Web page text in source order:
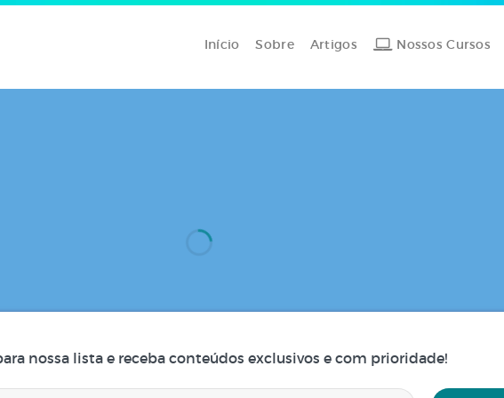
Início Sobre Artigos Nossos Cursos
nossa lista e receba conteúdos exclusivos e com prioridade!